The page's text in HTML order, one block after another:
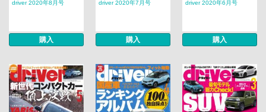
driver 2020年8月号
購入
driver 2020年7月号
購入
driver 2020年6月号
購入